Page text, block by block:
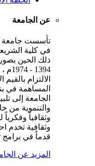
عن الجامعة
تأسست جامعة
ذلك الحين
الالتزام
المساهمة في
الجامعة إلى
والتنموية من
وثقافياً وفكرياً
وثقافية تخدم
قدماً في برامج
المزيد عن